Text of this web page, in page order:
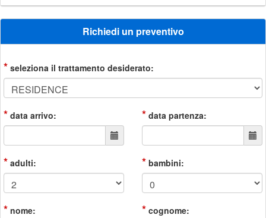
Richiedi un preventivo
* seleziona il trattamento desiderato:
* data arrivo: * data partenza:
* adulti: * bambini:
* nome: * cognome: